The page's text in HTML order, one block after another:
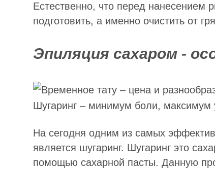
Естественно, что перед нанесением
подготовить, а именно очистить от
Эпиляция сахаром -
Шугаринг – минимум боли, максимум
На сегодня одним из самых
является шугаринг. Шугаринг это
помощью сахарной пасты. Данную